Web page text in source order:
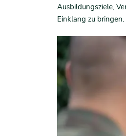
Ausbildungsziele,
Einklang zu bringen.